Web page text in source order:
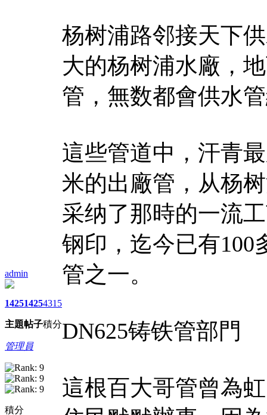
admin
1425
主題
1425
帖子
4315
積分
管理員
積分
杨树浦路邻接天下
大的杨树浦水廠，
管，無数都會供水
這些管道中，汗青
米的出廠管，从杨
采纳了那時的一流
钢印，迄今已有100
管之一。
DN625铸铁管部門
這根百大哥管曾為